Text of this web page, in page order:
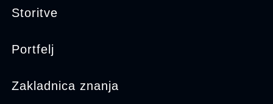
Storitve
Portfelj
Zakladnica znanja